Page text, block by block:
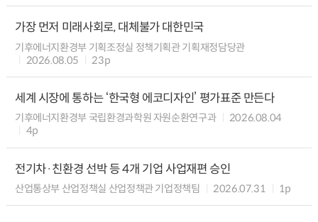
가장 먼저 미래사회로, 대체불가 대한민국
기후에너지환경부 기획조정실 정책기획관 기획재정담당관
2026.08.05
23p
세계 시장에 통하는 ‘한국형 에코디자인’ 평가표준 만든다
기후에너지환경부 국립환경과학원 자원순환연구과
2026.08.04
4p
전기차·친환경 선박 등 4개 기업 사업재편 승인
산업통상부 산업정책실 산업정책관 기업정책팀 2026.07.31 1p